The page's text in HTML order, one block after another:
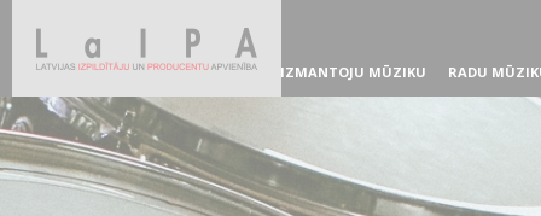
IZMANTOJU MŪZIKU RADU